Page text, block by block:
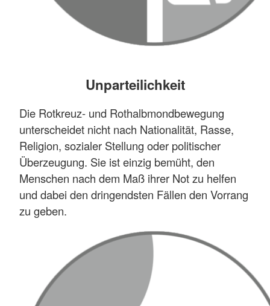
Unparteilichkeit
Die Rotkreuz- und Rothalbmondbewegung
unterscheidet nicht nach Nationalität, Rasse,
Religion, sozialer Stellung oder politischer
Überzeugung. Sie ist einzig bemüht, den
Menschen nach dem Maß ihrer Not zu helfen
und dabei den dringendsten Fällen den Vorrang
zu geben.